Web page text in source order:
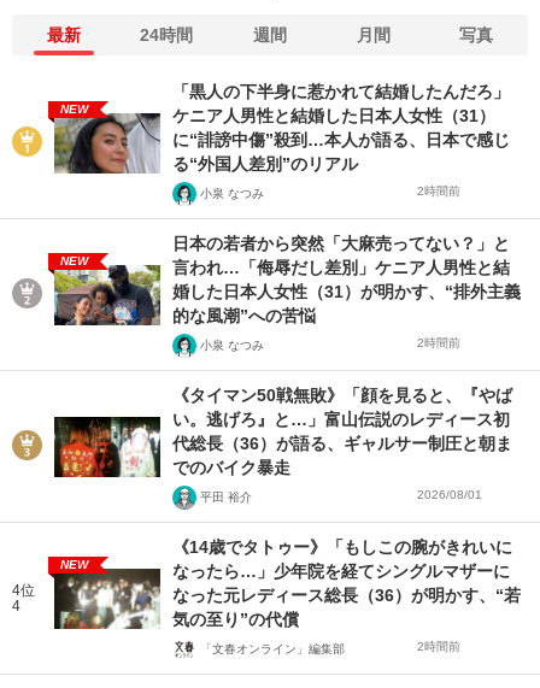
最新 24時間 週間 月間 写真
NEW
「黒人の下半身に惹かれて結婚したんだろ」
ケニア人男性と結婚した日本人女性（31）
に“誹謗中傷”殺到…本人が語る、日本で感じ
る“外国人差別”のリアル
小泉 なつみ 2時間前
NEW
日本の若者から突然「大麻売ってない？」と
言われ…「侮辱だし差別」ケニア人男性と結
婚した日本人女性（31）が明かす、“排外主義
的な風潮”への苦悩
小泉 なつみ 2時間前
《タイマン50戦無敗》「顔を見ると、『やば
い。逃げろ』と…」富山伝説のレディース初
代総長（36）が語る、ギャルサー制圧と朝ま
でのバイク暴走
平田 裕介 2026/08/01
4位
4
NEW
《14歳でタトゥー》「もしこの腕がきれいに
なったら…」少年院を経てシングルマザーに
なった元レディース総長（36）が明かす、“若
気の至り”の代償
「文春オンライン」編集部 2時間前